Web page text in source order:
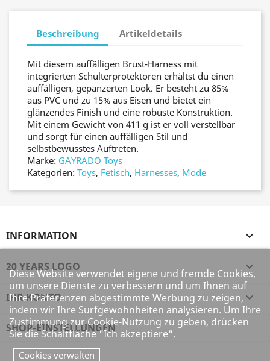
Beschreibung Artikeldetails
Mit diesem auffälligen Brust-Harness mit
integrierten Schulterprotektoren erhältst du einen
auffälligen, gepanzerten Look. Er besteht zu 85%
aus PVC und zu 15% aus Eisen und bietet ein
glänzendes Finish und eine robuste Konstruktion.
Mit einem Gewicht von 411 g ist er voll verstellbar
und sorgt für einen auffälligen Stil und
selbstbewusstes Auftreten.
Marke: GAYRADO Toys
Kategorien: Toys, Fetisch, Harnesses, Mode
INFORMATION 
20 YEARS LOGO 
IHR KONTO 
SHOP-EINSTELLUNGEN
Diese Website verwendet eigene und fremde Cookies,
um unsere Dienste zu verbessern und um Ihnen auf
Ihre Präferenzen abgestimmte Werbung zu zeigen,
indem wir Ihre Surfgewohnheiten analysieren. Um Ihre
Zustimmung zur Cookie-Nutzung zu geben, drücken
Sie die Schaltfläche "Ich akzeptiere".
Cookies verwalten